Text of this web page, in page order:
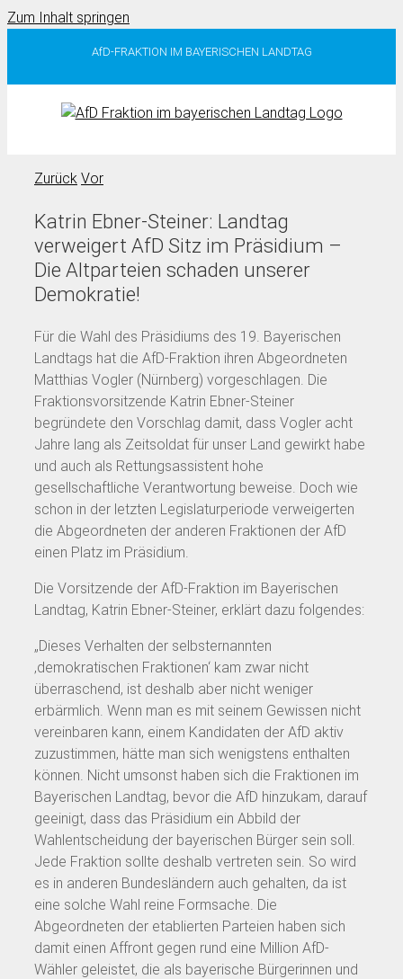
Zum Inhalt springen
AfD-FRAKTION IM BAYERISCHEN LANDTAG
Zurück Vor
Katrin Ebner-Steiner: Landtag
verweigert AfD Sitz im Präsidium –
Die Altparteien schaden unserer
Demokratie!
Für die Wahl des Präsidiums des 19. Bayerischen
Landtags hat die AfD-Fraktion ihren Abgeordneten
Matthias Vogler (Nürnberg) vorgeschlagen. Die
Fraktionsvorsitzende Katrin Ebner-Steiner
begründete den Vorschlag damit, dass Vogler acht
Jahre lang als Zeitsoldat für unser Land gewirkt habe
und auch als Rettungsassistent hohe
gesellschaftliche Verantwortung beweise. Doch wie
schon in der letzten Legislaturperiode verweigerten
die Abgeordneten der anderen Fraktionen der AfD
einen Platz im Präsidium.
Die Vorsitzende der AfD-Fraktion im Bayerischen
Landtag, Katrin Ebner-Steiner, erklärt dazu folgendes:
„Dieses Verhalten der selbsternannten
‚demokratischen Fraktionen‘ kam zwar nicht
überraschend, ist deshalb aber nicht weniger
erbärmlich. Wenn man es mit seinem Gewissen nicht
vereinbaren kann, einem Kandidaten der AfD aktiv
zuzustimmen, hätte man sich wenigstens enthalten
können. Nicht umsonst haben sich die Fraktionen im
Bayerischen Landtag, bevor die AfD hinzukam, darauf
geeinigt, dass das Präsidium ein Abbild der
Wahlentscheidung der bayerischen Bürger sein soll.
Jede Fraktion sollte deshalb vertreten sein. So wird
es in anderen Bundesländern auch gehalten, da ist
eine solche Wahl reine Formsache. Die
Abgeordneten der etablierten Parteien haben sich
damit einen Affront gegen rund eine Million AfD-
Wähler geleistet, die als bayerische Bürgerinnen und